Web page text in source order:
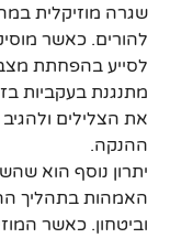
שגרה מוזיקלית
להורים. כאשר
לסייע בהפחתת
מתנגנת בעקביות
את הצלילים
ההנקה.
יתרון נוסף הוא
האמהות בתהליך
וביטחון. כאשר